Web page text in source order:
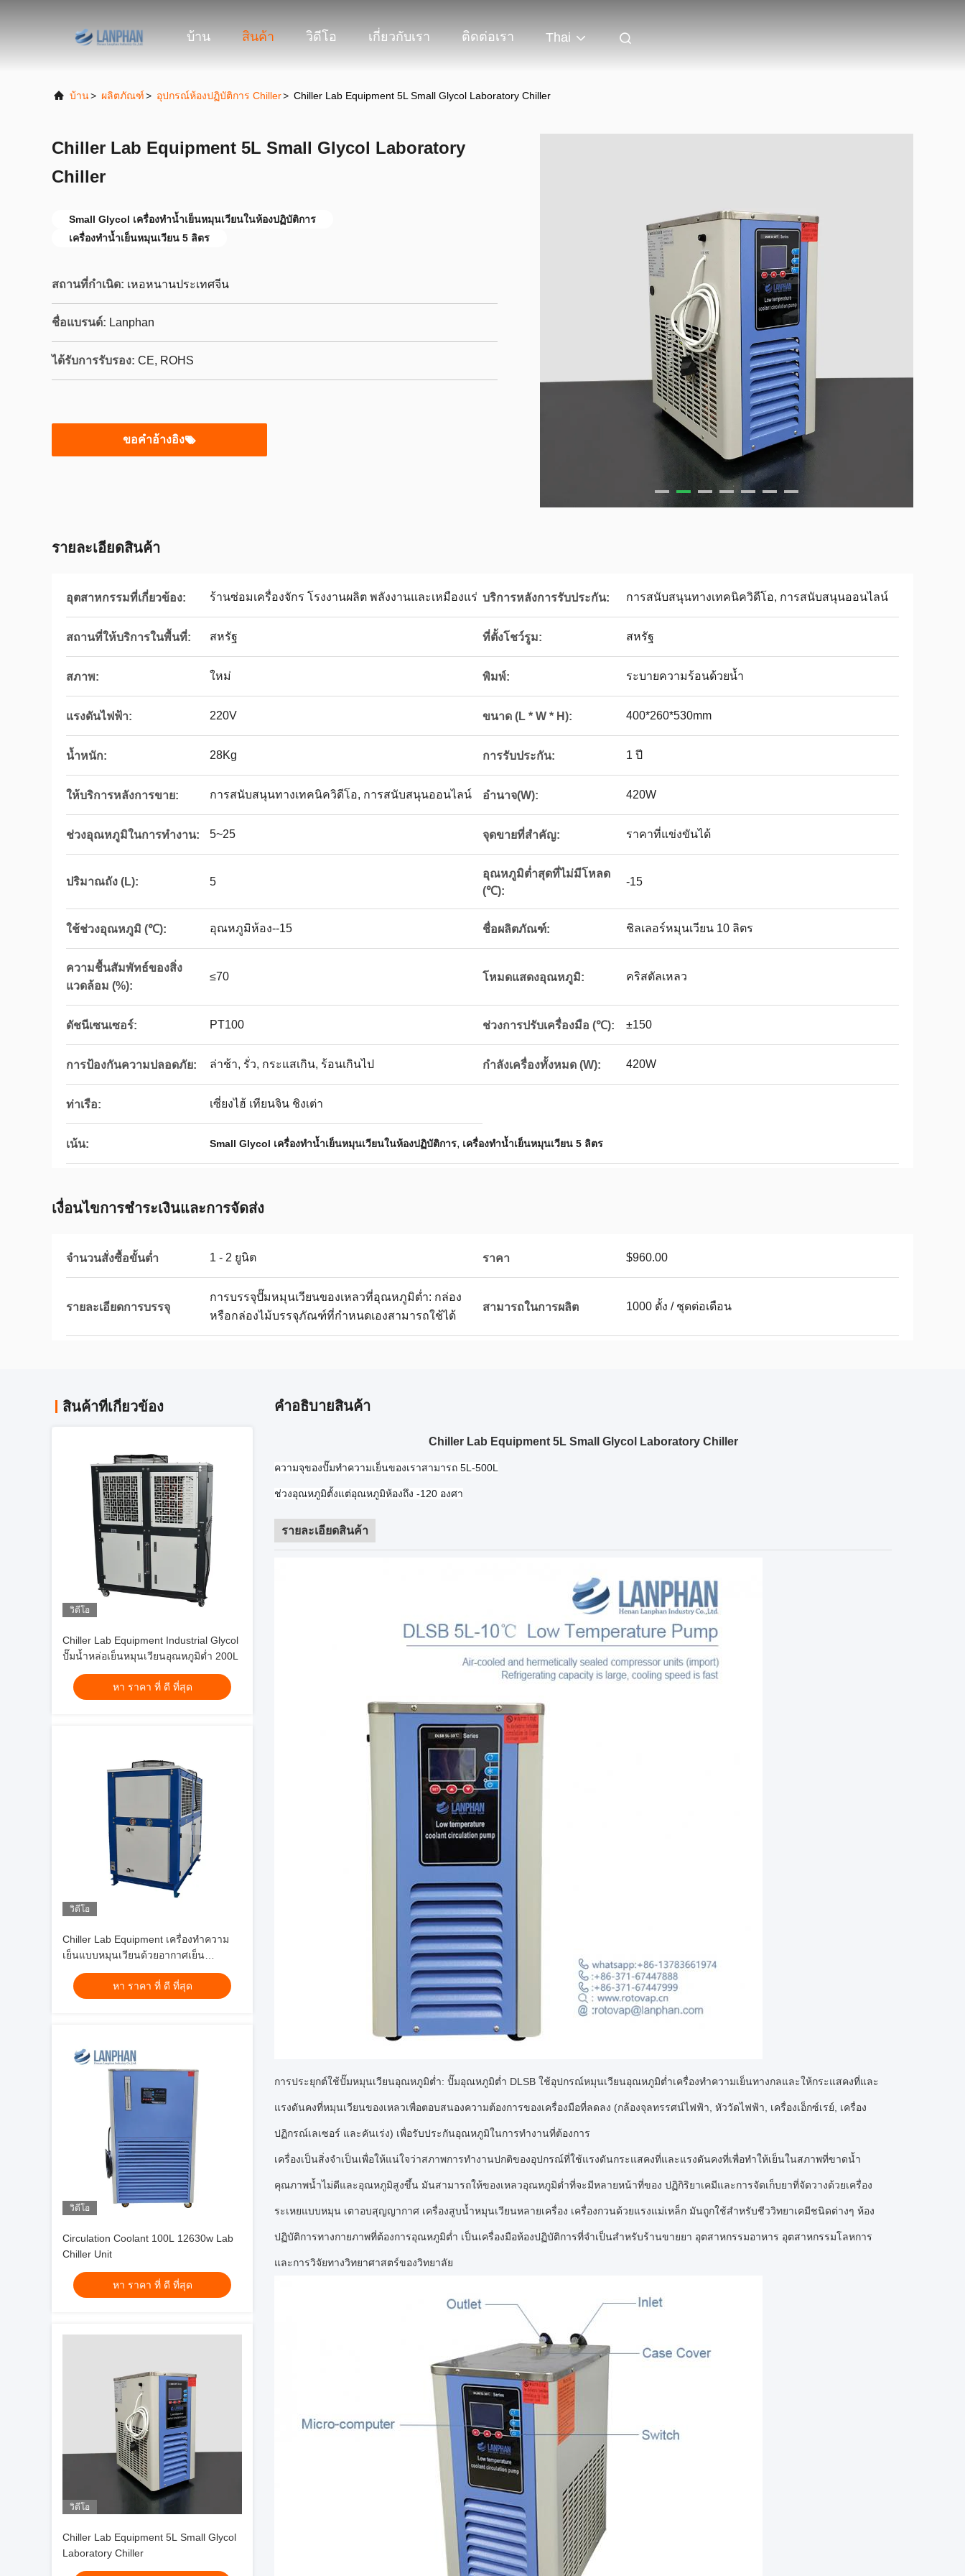
บ้าน สินค้า วิดีโอ เกี่ยวกับเรา ติดต่อเรา Thai
บ้าน> ผลิตภัณฑ์> อุปกรณ์ห้องปฏิบัติการ Chiller> Chiller Lab Equipment 5L Small Glycol Laboratory Chiller
Chiller Lab Equipment 5L Small Glycol Laboratory
Chiller
Small Glycol เครื่องทำน้ำเย็นหมุนเวียนในห้องปฏิบัติการ
เครื่องทำน้ำเย็นหมุนเวียน 5 ลิตร
สถานที่กำเนิด: เหอหนานประเทศจีน
ชื่อแบรนด์: Lanphan
ได้รับการรับรอง: CE, ROHS
ขอคําอ้างอิง
รายละเอียดสินค้า
อุตสาหกรรมที่เกี่ยวข้อง: ร้านซ่อมเครื่องจักร โรงงานผลิต พลังงานและเหมืองแร่ บริการหลังการรับประกัน: การสนับสนุนทางเทคนิควิดีโอ, การสนับสนุนออนไลน์
สถานที่ให้บริการในพื้นที่: สหรัฐ ที่ตั้งโชว์รูม: สหรัฐ
สภาพ: ใหม่ พิมพ์: ระบายความร้อนด้วยน้ำ
แรงดันไฟฟ้า: 220V ขนาด (L * W * H): 400*260*530mm
น้ำหนัก: 28Kg การรับประกัน: 1 ปี
ให้บริการหลังการขาย: การสนับสนุนทางเทคนิควิดีโอ, การสนับสนุนออนไลน์ อำนาจ(W): 420W
ช่วงอุณหภูมิในการทำงาน: 5~25 จุดขายที่สำคัญ: ราคาที่แข่งขันได้
ปริมาณถัง (L): 5
อุณหภูมิต่ำสุดที่ไม่มีโหลด
(℃):
-15
ใช้ช่วงอุณหภูมิ (℃): อุณหภูมิห้อง--15 ชื่อผลิตภัณฑ์: ชิลเลอร์หมุนเวียน 10 ลิตร
ความชื้นสัมพัทธ์ของสิ่ง
แวดล้อม (%):
≤70 โหมดแสดงอุณหภูมิ: คริสตัลเหลว
ดัชนีเซนเซอร์: PT100 ช่วงการปรับเครื่องมือ (℃): ±150
การป้องกันความปลอดภัย: ล่าช้า, รั่ว, กระแสเกิน, ร้อนเกินไป กำลังเครื่องทั้งหมด (W): 420W
ท่าเรือ: เซี่ยงไฮ้ เทียนจิน ชิงเต่า
เน้น: Small Glycol เครื่องทำน้ำเย็นหมุนเวียนในห้องปฏิบัติการ, เครื่องทำน้ำเย็นหมุนเวียน 5 ลิตร
เงื่อนไขการชําระเงินและการจัดส่ง
จำนวนสั่งซื้อขั้นต่ำ 1 - 2 ยูนิต ราคา $960.00
รายละเอียดการบรรจุ
การบรรจุปั๊มหมุนเวียนของเหลวที่อุณหภูมิต่ำ: กล่อง
หรือกล่องไม้บรรจุภัณฑ์ที่กำหนดเองสามารถใช้ได้
สามารถในการผลิต 1000 ตั้ง / ชุดต่อเดือน
สินค้าที่เกี่ยวข้อง
วิดีโอ
Chiller Lab Equipment Industrial Glycol
ปั๊มน้ำหล่อเย็นหมุนเวียนอุณหภูมิต่ำ 200L
หา ราคา ที่ ดี ที่สุด
วิดีโอ
Chiller Lab Equipment เครื่องทำความ
เย็นแบบหมุนเวียนด้วยอากาศเย็น
cryogenic 200L
หา ราคา ที่ ดี ที่สุด
วิดีโอ
Circulation Coolant 100L 12630w Lab
Chiller Unit
หา ราคา ที่ ดี ที่สุด
วิดีโอ
Chiller Lab Equipment 5L Small Glycol
Laboratory Chiller
คําอธิบายสินค้า
Chiller Lab Equipment 5L Small Glycol Laboratory Chiller
ความจุของปั๊มทำความเย็นของเราสามารถ 5L-500L
ช่วงอุณหภูมิตั้งแต่อุณหภูมิห้องถึง -120 องศา
รายละเอียดสินค้า
การประยุกต์ใช้ปั๊มหมุนเวียนอุณหภูมิต่ำ: ปั๊มอุณหภูมิต่ำ DLSB ใช้อุปกรณ์หมุนเวียนอุณหภูมิต่ำเครื่องทำความเย็นทางกลและให้กระแสคงที่และ
แรงดันคงที่หมุนเวียนของเหลวเพื่อตอบสนองความต้องการของเครื่องมือที่ลดลง (กล้องจุลทรรศน์ไฟฟ้า, หัววัดไฟฟ้า, เครื่องเอ็กซ์เรย์, เครื่อง
ปฏิกรณ์เลเซอร์ และคันเร่ง) เพื่อรับประกันอุณหภูมิในการทำงานที่ต้องการ
เครื่องเป็นสิ่งจำเป็นเพื่อให้แน่ใจว่าสภาพการทำงานปกติของอุปกรณ์ที่ใช้แรงดันกระแสคงที่และแรงดันคงที่เพื่อทำให้เย็นในสภาพที่ขาดน้ำ
คุณภาพน้ำไม่ดีและอุณหภูมิสูงขึ้น มันสามารถให้ของเหลวอุณหภูมิต่ำที่จะมีหลายหน้าที่ของ ปฏิกิริยาเคมีและการจัดเก็บยาที่จัดวางด้วยเครื่อง
ระเหยแบบหมุน เตาอบสุญญากาศ เครื่องสูบน้ำหมุนเวียนหลายเครื่อง เครื่องกวนด้วยแรงแม่เหล็ก มันถูกใช้สำหรับชีววิทยาเคมีชนิดต่างๆ ห้อง
ปฏิบัติการทางกายภาพที่ต้องการอุณหภูมิต่ำ เป็นเครื่องมือห้องปฏิบัติการที่จำเป็นสำหรับร้านขายยา อุตสาหกรรมอาหาร อุตสาหกรรมโลหการ
และการวิจัยทางวิทยาศาสตร์ของวิทยาลัย